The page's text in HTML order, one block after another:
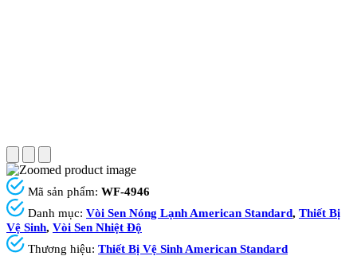
Mã sản phẩm: WF-4946
Danh mục: Vòi Sen Nóng Lạnh American Standard, Thiết Bị
Vệ Sinh, Vòi Sen Nhiệt Độ
Thương hiệu: Thiết Bị Vệ Sinh American Standard